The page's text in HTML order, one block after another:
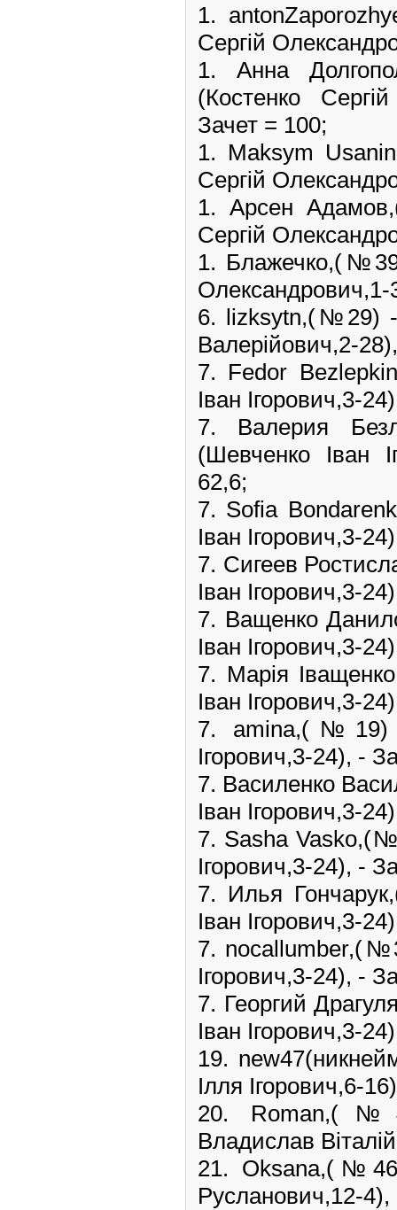
1.
Сергій
1. Анна
(Костенко
Зачет = 100;
1. Maksym
Сергій
1. Арсен
Сергій
1.
Олександрович,1-
6. lizksytn,(№29)
Валерійович,2-
7. Fedor
Іван Ігорович,3-
7. Валерия
(Шевченко Іван
62,6;
7. Sofia
Іван Ігорович,3-
7. Сигеев
Іван Ігорович,3-
7. Ващенко
Іван Ігорович,3-
7. Марія
Іван Ігорович,3-
7.
Ігорович,3-24), -
7. Василенко
Іван Ігорович,3-
7. Sasha
Ігорович,3-24), -
7. Илья
Іван Ігорович,3-
7.
Ігорович,3-24), -
7. Георгий
Іван Ігорович,3-
19.
Ілля Ігорович,6-
20.
Владислав
21.
Русланович,12-4),